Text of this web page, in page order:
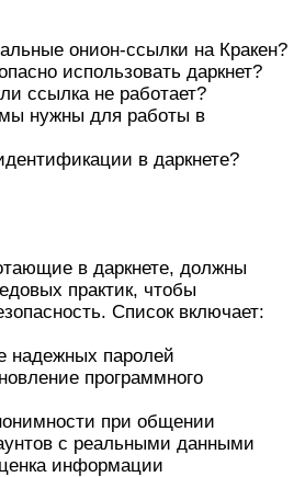
онион-ссылки на Кракен?
использовать даркнет?
ссылка не работает?
нужны для работы в
в даркнете?
в даркнете, должны
практик, чтобы
Список включает:
надежных паролей
программного
при общении
с реальными данными
информации